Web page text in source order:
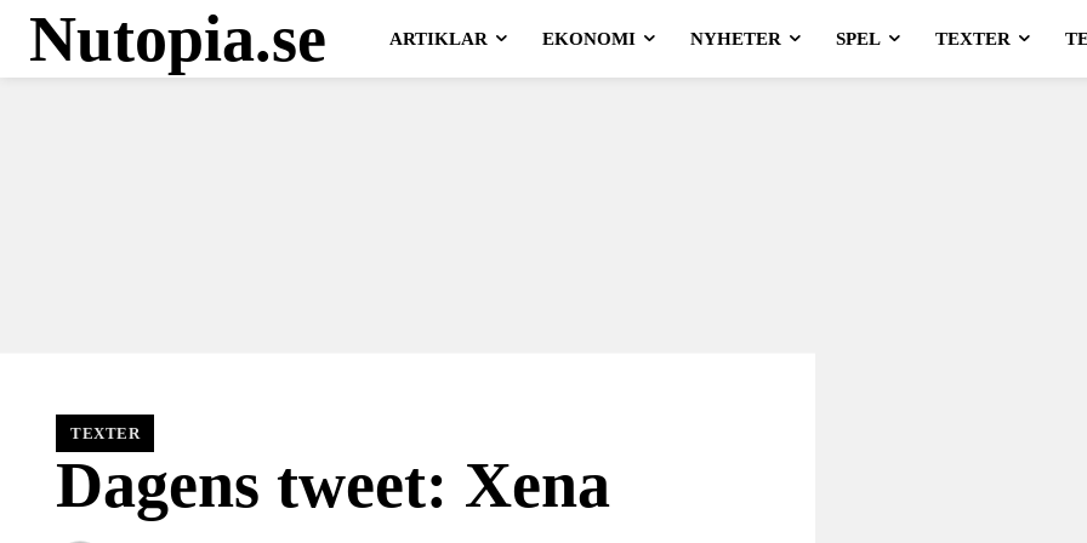
Nutopia.se ARTIKLAR EKONOMI NYHETER SPEL TEXTER
TEXTER
Dagens tweet: Xena